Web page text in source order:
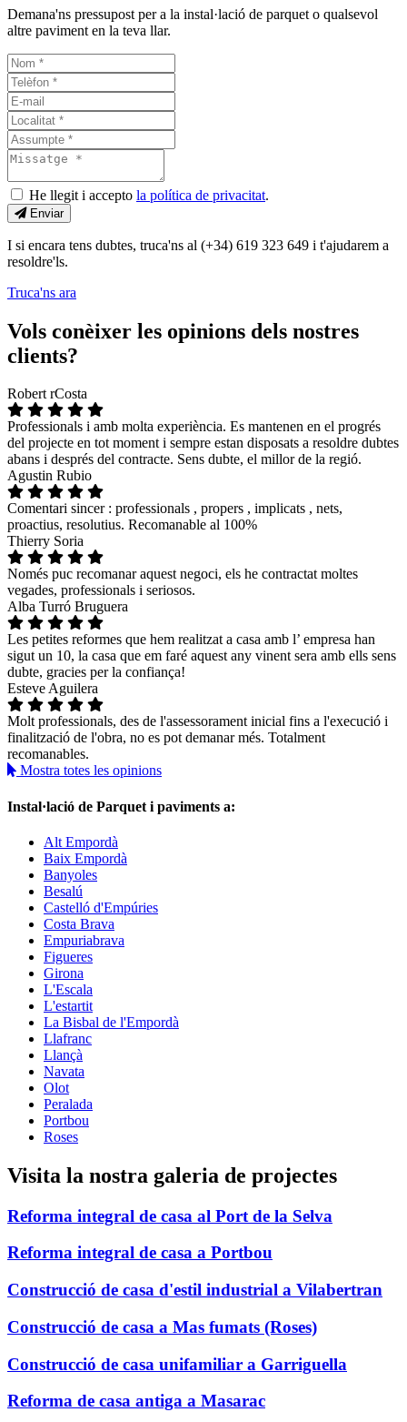
Demana'ns pressupost per a la instal·lació de parquet o qualsevol
altre paviment en la teva llar.
He llegit i accepto la política de privacitat.
Enviar
I si encara tens dubtes, truca'ns al (+34) 619 323 649 i t'ajudarem a
resoldre'ls.
Truca'ns ara
Vols conèixer les opinions dels nostres
clients?
Robert rCosta
Professionals i amb molta experiència. Es mantenen en el progrés
del projecte en tot moment i sempre estan disposats a resoldre dubtes
abans i després del contracte. Sens dubte, el millor de la regió.
Agustin Rubio
Comentari sincer : professionals , propers , implicats , nets,
proactius, resolutius. Recomanable al 100%
Thierry Soria
Només puc recomanar aquest negoci, els he contractat moltes
vegades, professionals i seriosos.
Alba Turró Bruguera
Les petites reformes que hem realitzat a casa amb l’ empresa han
sigut un 10, la casa que em faré aquest any vinent sera amb ells sens
dubte, gracies per la confiança!
Esteve Aguilera
Molt professionals, des de l'assessorament inicial fins a l'execució i
finalització de l'obra, no es pot demanar més. Totalment
recomanables.
Mostra totes les opinions
Instal·lació de Parquet i paviments a:
Alt Empordà
Baix Empordà
Banyoles
Besalú
Castelló d'Empúries
Costa Brava
Empuriabrava
Figueres
Girona
L'Escala
L'estartit
La Bisbal de l'Empordà
Llafranc
Llançà
Navata
Olot
Peralada
Portbou
Roses
Visita la nostra galeria de projectes
Reforma integral de casa al Port de la Selva
Reforma integral de casa a Portbou
Construcció de casa d'estil industrial a Vilabertran
Construcció de casa a Mas fumats (Roses)
Construcció de casa unifamiliar a Garriguella
Reforma de casa antiga a Masarac